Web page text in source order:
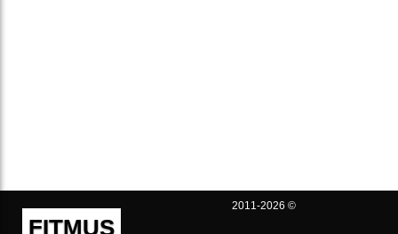
FITMUS
2011-2026 ©